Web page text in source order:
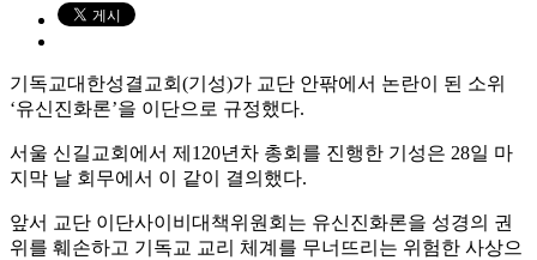
기독교대한성결교회(기성)가 교단 안팎에서 논란이 된 소위
‘유신진화론’을 이단으로 규정했다.
서울 신길교회에서 제120년차 총회를 진행한 기성은 28일 마
지막 날 회무에서 이 같이 결의했다.
앞서 교단 이단사이비대책위원회는 유신진화론을 성경의 권
위를 훼손하고 기독교 교리 체계를 무너뜨리는 위험한 사상으